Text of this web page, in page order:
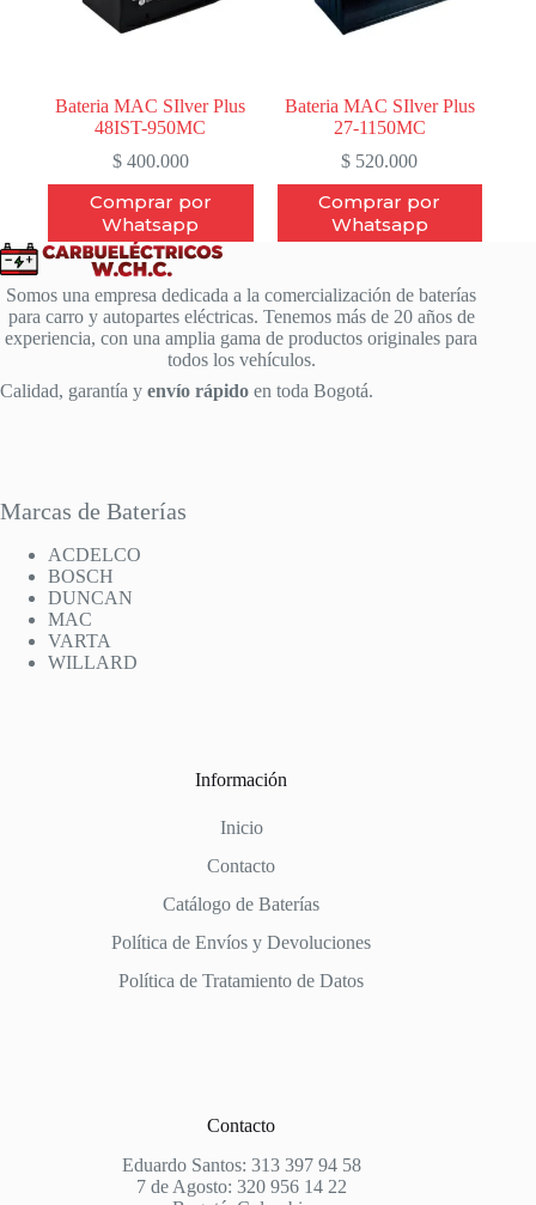
Bateria MAC SIlver Plus
48IST-950MC
$400.000
Comprar por
Whatsapp
Bateria MAC SIlver Plus
27-1150MC
$ 520.000
Comprar por
Whatsapp
Somos una empresa dedicada a la comercialización de baterías
para carro y autopartes eléctricas. Tenemos más de 20 años de
experiencia, con una amplia gama de productos originales para
todos los vehículos.
Calidad, garantía y envío rápido en toda Bogotá.
Marcas de Baterías
ACDELCO
BOSCH
DUNCAN
MAC
VARTA
WILLARD
Información
Inicio
Contacto
Catálogo de Baterías
Política de Envíos y Devoluciones
Política de Tratamiento de Datos
Contacto
Eduardo Santos: 313 397 94 58
7 de Agosto: 320 956 14 22